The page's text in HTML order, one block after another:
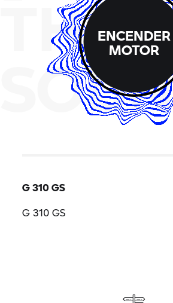
THEENCENDER
MOTOR
G 310 GS
G 310 GS